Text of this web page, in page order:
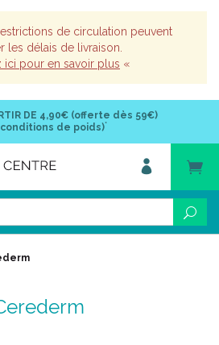
de circulation peuvent
les délais de livraison.
ici pour en savoir plus «
DE 4,90€ (offerte dès 59€)
conditions de poids)*